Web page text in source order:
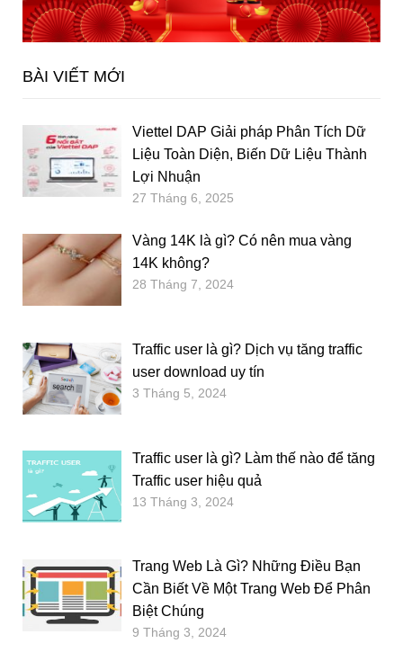
BÀI VIẾT MỚI
Viettel DAP Giải pháp Phân Tích Dữ
Liệu Toàn Diện, Biến Dữ Liệu Thành
Lợi Nhuận
27 Tháng 6, 2025
Vàng 14K là gì? Có nên mua vàng
14K không?
28 Tháng 7, 2024
Traffic user là gì? Dịch vụ tăng traffic
user download uy tín
3 Tháng 5, 2024
Traffic user là gì? Làm thế nào để tăng
Traffic user hiệu quả
13 Tháng 3, 2024
Trang Web Là Gì? Những Điều Bạn
Cần Biết Về Một Trang Web Để Phân
Biệt Chúng
9 Tháng 3, 2024